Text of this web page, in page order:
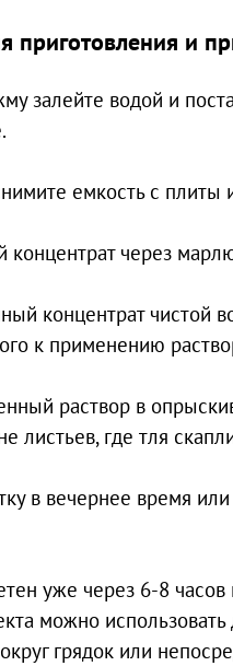
приготовления и
залейте водой и
емкость с плиты
концентрат через
концентрат чистой
к применению
раствор в
листьев, где тля
в вечернее время
уже через 6-8
можно
грядок или